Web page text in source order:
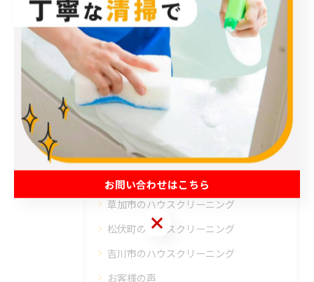
< 前のページ 一覧に戻る 次のページ >
カテゴリー Categories
全てのカテゴリー
エアコン
春日部市のハウスクリーニング
草加市のハウスクリーニング
松伏町のハウスクリーニング
吉川市のハウスクリーニング
お客様の声
お問い合わせはこちら
お問い合わせはこちら